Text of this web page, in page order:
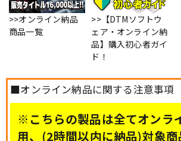
>>オンライン納品
商品一覧
>>【DTMソフトウ
ェア・オンライン納
品】購入初心者ガイ
ド！
■オンライン納品に関する注意事項
※こちらの製品は全てオンラ
用、(2時間以内に納品)対象商